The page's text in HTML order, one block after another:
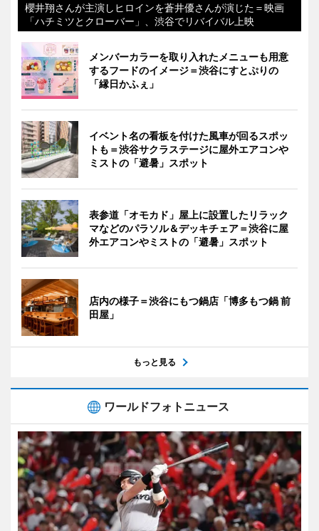
櫻井翔さんが主演しヒロインを蒼井優さんが演じた＝映画
「ハチミツとクローバー」、渋谷でリバイバル上映
メンバーカラーを取り入れたメニューも用意
するフードのイメージ＝渋谷にすとぷりの
「縁日かふぇ」
イベント名の看板を付けた風車が回るスポッ
トも＝渋谷サクラステージに屋外エアコンや
ミストの「避暑」スポット
表参道「オモカド」屋上に設置したリラック
マなどのパラソル＆デッキチェア＝渋谷に屋
外エアコンやミストの「避暑」スポット
店内の様子＝渋谷にもつ鍋店「博多もつ鍋 前
田屋」
もっと見る
ワールドフォトニュース